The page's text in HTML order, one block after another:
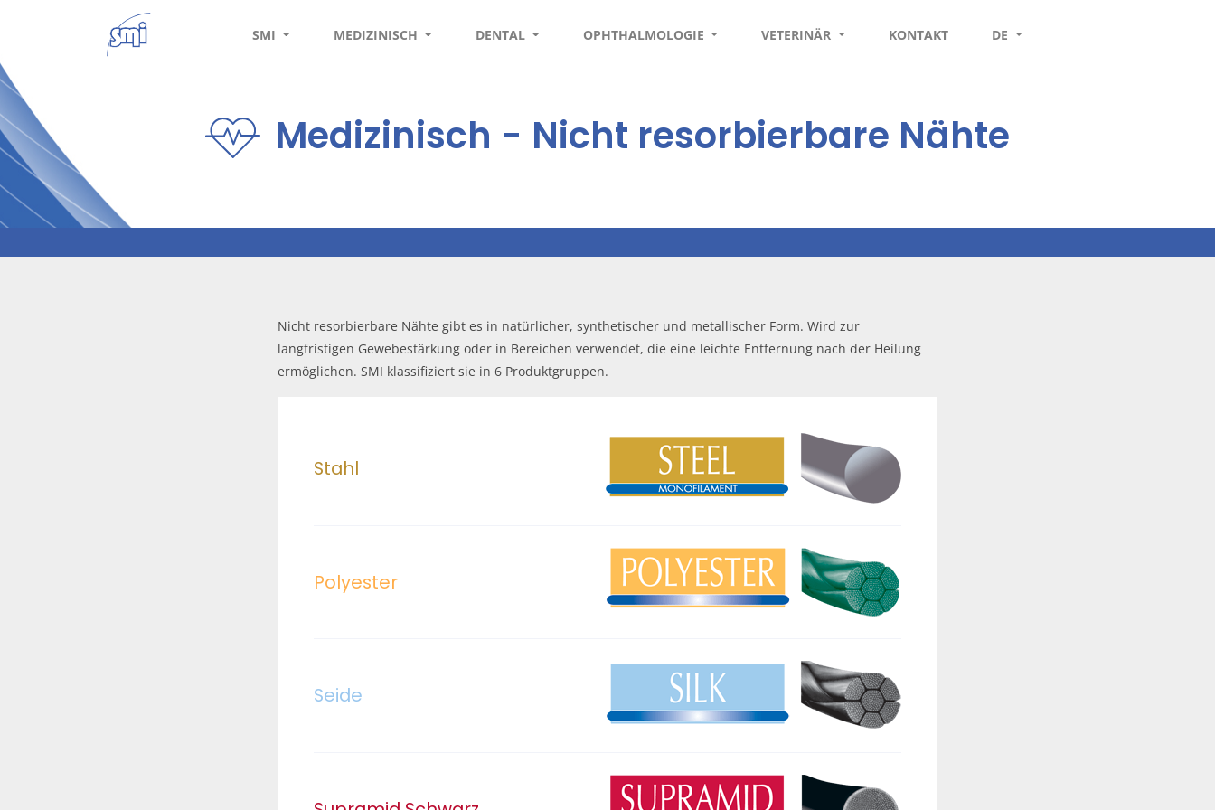
SMI MEDIZINISCH DENTAL OPHTHALMOLOGIE VETERINÄR KONTAKT DE
Medizinisch - Nicht resorbierbare Nähte
Nicht resorbierbare Nähte gibt es in natürlicher, synthetischer und metallischer Form. Wird zur
langfristigen Gewebestärkung oder in Bereichen verwendet, die eine leichte Entfernung nach der Heilung
ermöglichen. SMI klassifiziert sie in 6 Produktgruppen.
Stahl
Polyester
Seide